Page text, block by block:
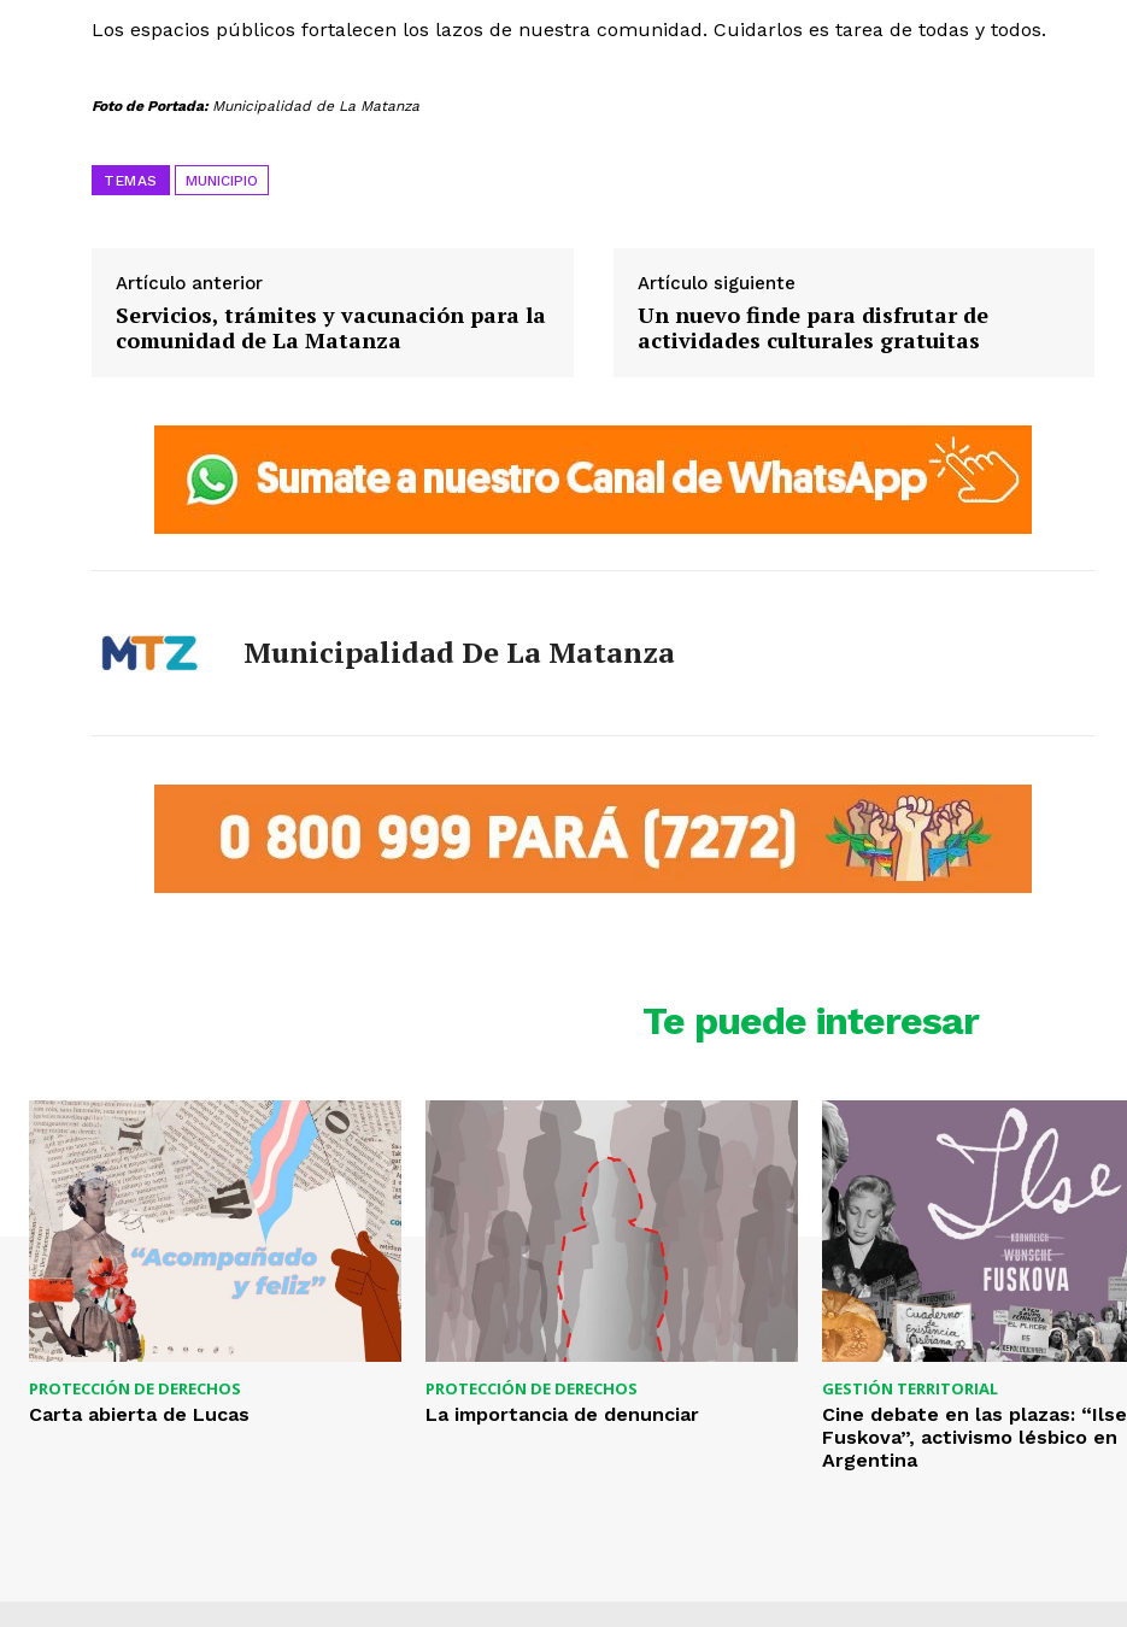
Los espacios públicos fortalecen los lazos de nuestra comunidad. Cuidarlos es tarea de todas y todos.
Foto de Portada: Municipalidad de La Matanza
TEMAS MUNICIPIO
Artículo anterior
Servicios, trámites y vacunación para la
comunidad de La Matanza
Artículo siguiente
Un nuevo finde para disfrutar de
actividades culturales gratuitas
Municipalidad De La Matanza
Te puede interesar
PROTECCIÓN DE DERECHOS
Carta abierta de Lucas
PROTECCIÓN DE DERECHOS
La importancia de denunciar
GESTIÓN TERRITORIAL
Cine debate en las plazas: “Ilse
Fuskova”, activismo lésbico en
Argentina